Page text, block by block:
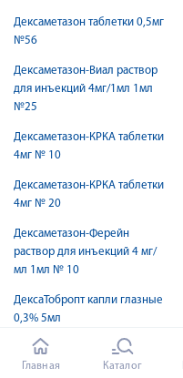
Дексаметазон таблетки 0,5мг
№56
Дексаметазон-Виал раствор
для инъекций 4мг/1мл 1мл
№25
Дексаметазон-КРКА таблетки
4мг № 10
Дексаметазон-КРКА таблетки
4мг № 20
Дексаметазон-Ферейн
раствор для инъекций 4 мг/
мл 1мл № 10
ДексаТобропт капли глазные
0,3% 5мл
Дексдор концентрат для
инфузий 100мкг/мл 2мл N5
Главная Каталог